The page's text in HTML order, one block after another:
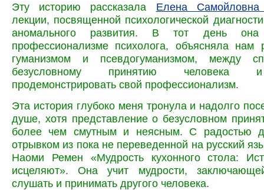
Эту историю рассказала Елена Самойловна
лекции, посвященной психологической
аномального развития. В тот день
профессионализме психолога, объясняла нам
гуманизмом и псевдогуманизмом, между
безусловному принятию человека
продемонстрировать свой профессионализм.
Эта история глубоко меня тронула и надолго
душе, хотя представление о безусловном
более чем смутным и неясным.
С радостью
отрывком из пока не переведенной на русский
Наоми Ремен «Мудрость кухонного стола:
исцеляют». Она учит мудрости,
слушать и принимать другого человека.